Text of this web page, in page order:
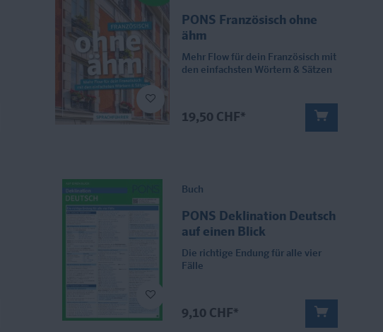
PONS Französisch ohne
ähm
Mehr Flow für dein Französisch mit
den einfachsten Wörtern & Sätzen
19,50 CHF*
Buch
PONS Deklination Deutsch
auf einen Blick
Die richtige Endung für alle vier
Fälle
9,10 CHF*